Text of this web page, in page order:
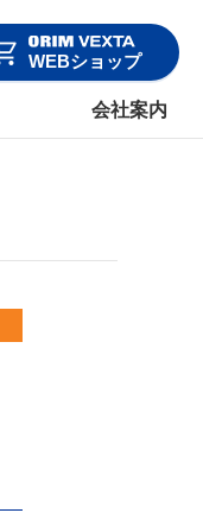
WEBショップ
会社案内